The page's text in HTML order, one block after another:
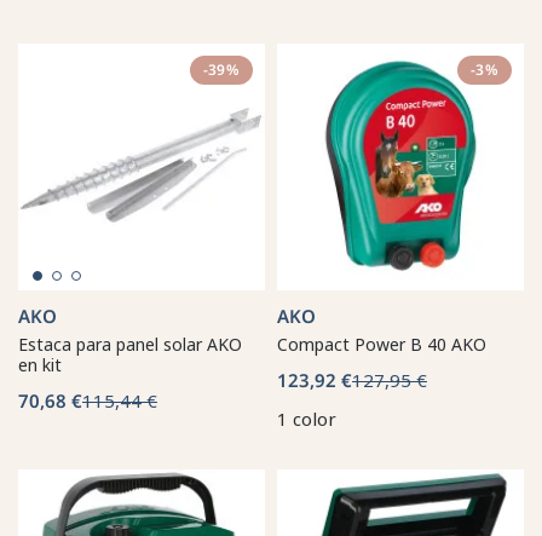
-39%
AKO
Estaca para panel solar AKO
en kit
70,68 €115,44 €
-3%
AKO
Compact Power B 40 AKO
123,92 €127,95 €
1 color